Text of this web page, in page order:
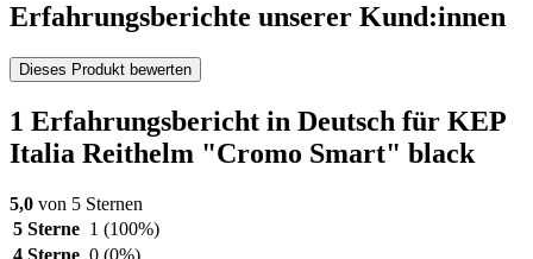
Erfahrungsberichte unserer Kund:innen
Dieses Produkt bewerten
1 Erfahrungsbericht in Deutsch für KEP
Italia Reithelm "Cromo Smart" black
5,0 von 5 Sternen
5 Sterne 1 (100%)
4 Sterne 0 (0%)